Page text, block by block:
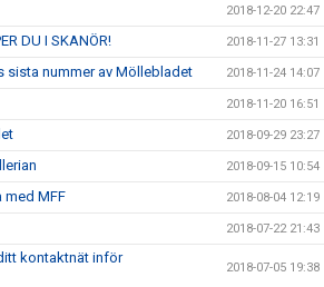
2018-12-20 22:47
DU I SKANÖR! 2018-11-27 13:31
sista nummer av Möllebladet 2018-11-24 14:07
2018-11-20 16:51
2018-09-29 23:27
2018-09-15 10:54
MFF 2018-08-04 12:19
2018-07-22 21:43
kontaktnät inför
2018-07-05 19:38